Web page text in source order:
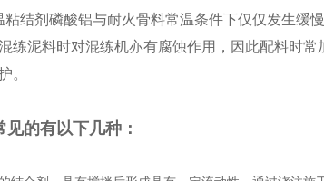
结剂磷酸铝与耐火骨料常温条件下仅仅发生
练泥料时对混练机亦有腐蚀作用，因此配料时
。
的有以下几种：